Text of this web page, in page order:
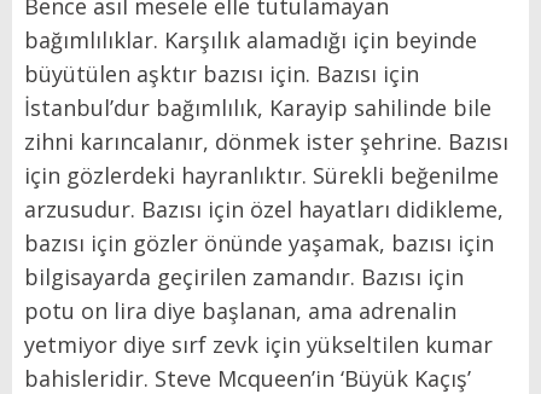
Bence asıl mesele elle tutulamayan
bağımlılıklar. Karşılık alamadığı için beyinde
büyütülen aşktır bazısı için. Bazısı için
İstanbul’dur bağımlılık, Karayip sahilinde bile
zihni karıncalanır, dönmek ister şehrine. Bazısı
için gözlerdeki hayranlıktır. Sürekli beğenilme
arzusudur. Bazısı için özel hayatları didikleme,
bazısı için gözler önünde yaşamak, bazısı için
bilgisayarda geçirilen zamandır. Bazısı için
potu on lira diye başlanan, ama adrenalin
yetmiyor diye sırf zevk için yükseltilen kumar
bahisleridir. Steve Mcqueen’in ‘Büyük Kaçış’